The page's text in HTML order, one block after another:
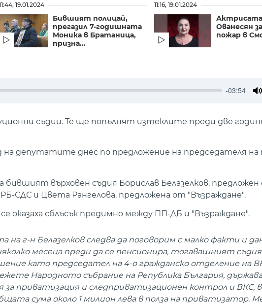
19.01.2024
Бившият полицай,
прегазил 7-годишната
Моника в Братаница,
призна...
11:16, 19.01.2024
Ованесян
пожар в
-03:54
съдии. Те ще попълнят изтеклите преди две
на депутатите днес по предложение на председателя
върховен съдия Борислав Белазелков,
СДС и Цвета Рангелова, предложена от "Възраждане".
сблъсък предимно между ПП-ДБ и "Възраждане".
г-н Белазелков следва да поговорим с малко факти и
месеца преди да се пенсионира, тогавашният съдия
като председател на 4-о гражданско отделение на
Народното събрание на Република България,
приватизация и следприватизационен контрол и ВКС,
сума около 1 милион лева в полза на приватизатор.